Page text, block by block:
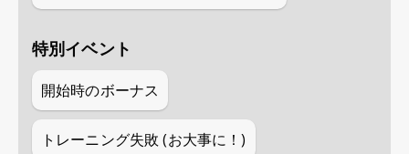
特別イベント
開始時のボーナス
トレーニング失敗 (お大事に！)